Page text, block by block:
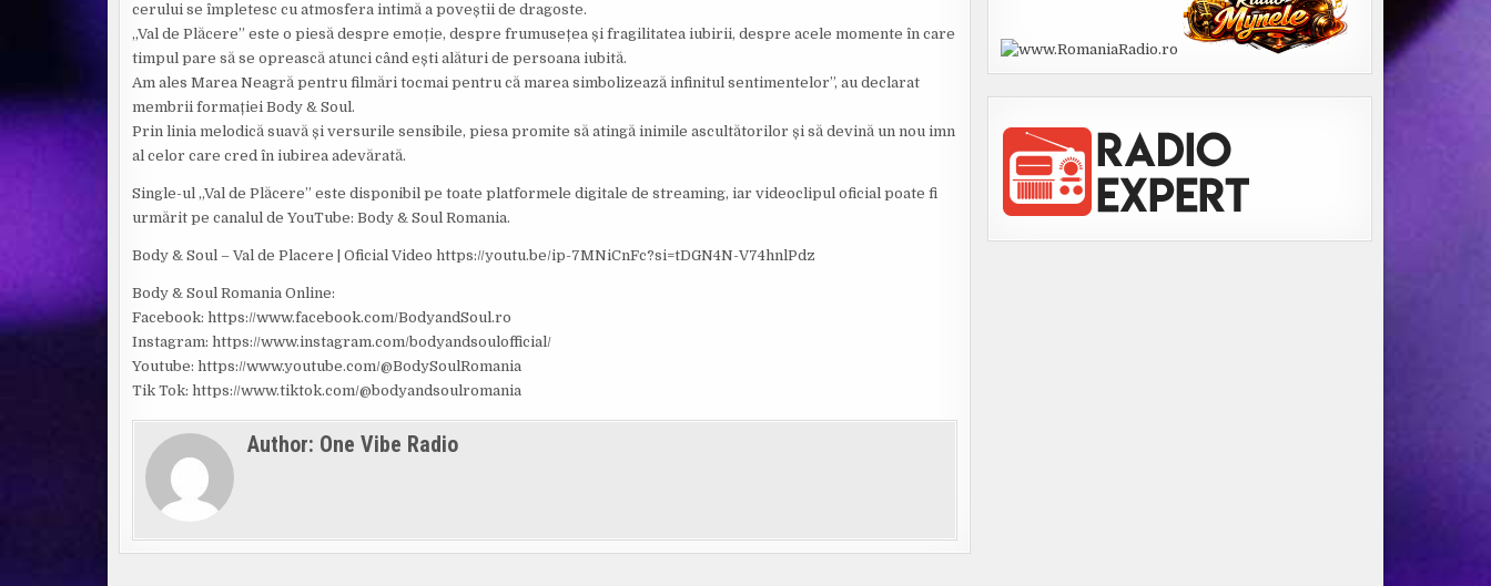
cerului se împletesc cu atmosfera intimă a poveștii de dragoste.
„Val de Plăcere” este o piesă despre emoție, despre frumusețea și fragilitatea iubirii, despre acele momente în care
timpul pare să se oprească atunci când ești alături de persoana iubită.
Am ales Marea Neagră pentru filmări tocmai pentru că marea simbolizează infinitul sentimentelor”, au declarat
membrii formației Body & Soul.
Prin linia melodică suavă și versurile sensibile, piesa promite să atingă inimile ascultătorilor și să devină un nou imn
al celor care cred în iubirea adevărată.
Single-ul „Val de Plăcere” este disponibil pe toate platformele digitale de streaming, iar videoclipul oficial poate fi
urmărit pe canalul de YouTube: Body & Soul Romania.
Body & Soul – Val de Placere | Oficial Video https://youtu.be/ip-7MNiCnFc?si=tDGN4N-V74hnlPdz
Body & Soul Romania Online:
Facebook: https://www.facebook.com/BodyandSoul.ro
Instagram: https://www.instagram.com/bodyandsoulofficial/
Youtube: https://www.youtube.com/@BodySoulRomania
Tik Tok: https://www.tiktok.com/@bodyandsoulromania
Author: One Vibe Radio